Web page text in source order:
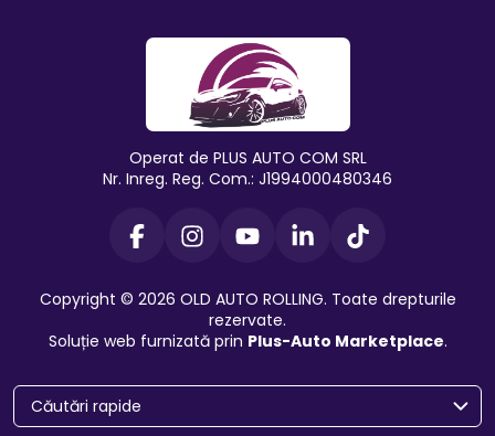
Operat de PLUS AUTO COM SRL
Nr. Inreg. Reg. Com.: J1994000480346
Copyright © 2026 OLD AUTO ROLLING. Toate drepturile
rezervate.
Soluție web furnizată prin Plus-Auto Marketplace.
Căutări rapide